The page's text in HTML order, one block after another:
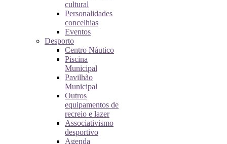
cultural
Personalidades
concelhias
Eventos
Desporto
Centro Náutico
Piscina
Municipal
Pavilhão
Municipal
Outros
equipamentos de
recreio e lazer
Associativismo
desportivo
Agenda